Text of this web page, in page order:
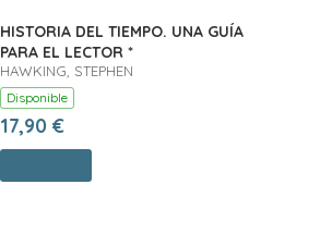
HISTORIA DEL TIEMPO. UNA GUÍA
PARA EL LECTOR *
HAWKING, STEPHEN
Disponible
17,90 €